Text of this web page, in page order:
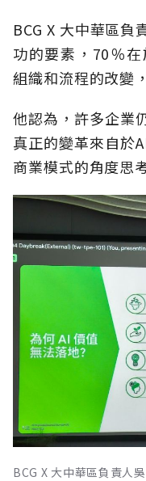
BCG X 大中華區負
功的要素，70％
組織和流程的改變
他認為，許多企業
真正的變革來自於
商業模式的角度思
BCG X 大中華區負責人